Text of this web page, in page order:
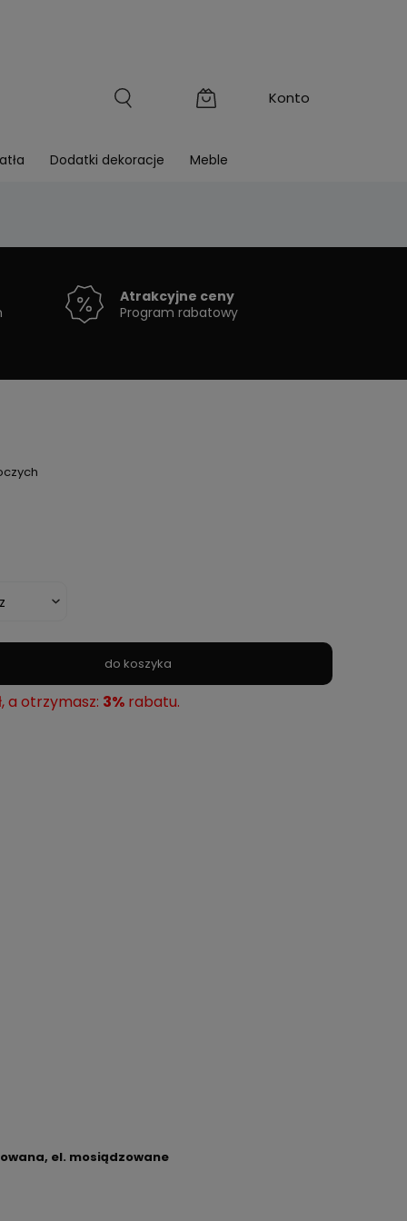
Dodatki dekoracje Meble
Atrakcyjne ceny
Program rabatowy
do koszyka
a otrzymasz: 3%rabatu.
el. mosiądzowane